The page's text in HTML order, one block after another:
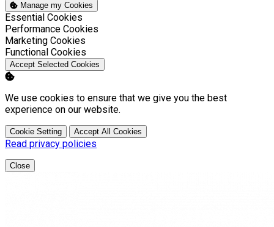
Manage my Cookies
Enable
Essential Cookies
Enable
Performance Cookies
Enable
Marketing Cookies
Enable
Functional Cookies
Accept Selected Cookies
We use cookies to ensure that we give you the best
experience on our website.
Cookie Setting Accept All Cookies
Read privacy policies
Close